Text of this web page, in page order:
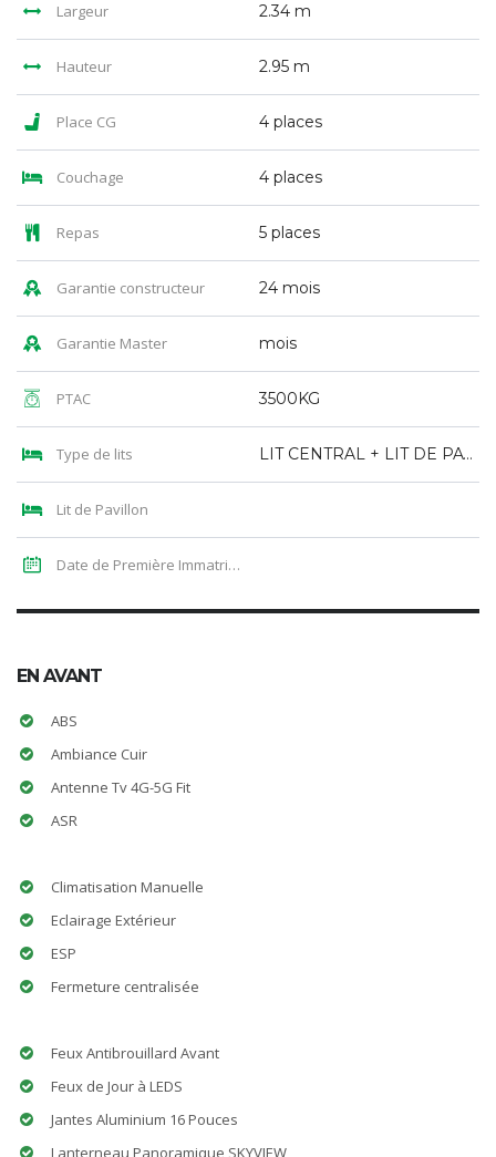
Largeur 2.34 m
Hauteur 2.95 m
Place CG 4 places
Couchage 4 places
Repas 5 places
Garantie constructeur 24 mois
Garantie Master mois
PTAC 3500KG
Type de lits LIT CENTRAL + LIT DE PAVILLON
Lit de Pavillon
Date de Première Immatriculation
EN AVANT
ABS
Ambiance Cuir
Antenne Tv 4G-5G Fit
ASR
Climatisation Manuelle
Eclairage Extérieur
ESP
Fermeture centralisée
Feux Antibrouillard Avant
Feux de Jour à LEDS
Jantes Aluminium 16 Pouces